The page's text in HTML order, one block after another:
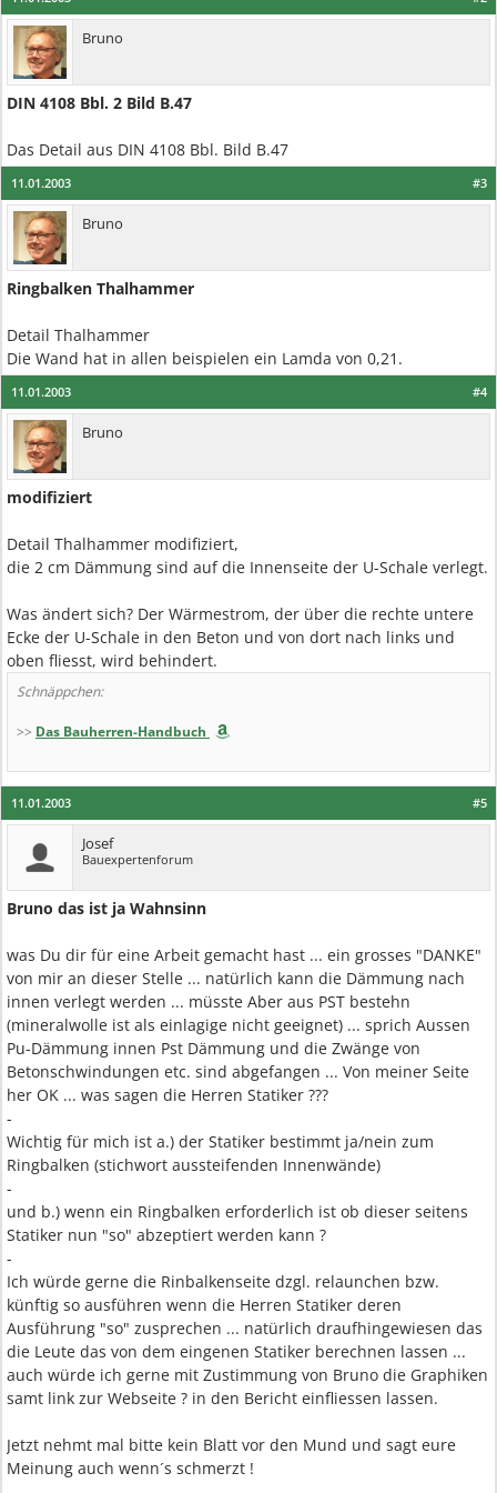
Bruno
DIN 4108 Bbl. 2 Bild B.47
Das Detail aus DIN 4108 Bbl. Bild B.47
#3
11.01.2003
Bruno
Ringbalken Thalhammer
Detail Thalhammer
Die Wand hat in allen beispielen ein Lamda von 0,21.
#4
11.01.2003
Bruno
modifiziert
Detail Thalhammer modifiziert,
die 2 cm Dämmung sind auf die Innenseite der U-Schale verlegt.
Was ändert sich? Der Wärmestrom, der über die rechte untere
Ecke der U-Schale in den Beton und von dort nach links und
oben fliesst, wird behindert.
Schnäppchen:
>> Das Bauherren-Handbuch
#5
11.01.2003
Josef
Bauexpertenforum
Bruno das ist ja Wahnsinn
was Du dir für eine Arbeit gemacht hast ... ein grosses "DANKE"
von mir an dieser Stelle ... natürlich kann die Dämmung nach
innen verlegt werden ... müsste Aber aus PST bestehn
(mineralwolle ist als einlagige nicht geeignet) ... sprich Aussen
Pu-Dämmung innen Pst Dämmung und die Zwänge von
Betonschwindungen etc. sind abgefangen ... Von meiner Seite
her OK ... was sagen die Herren Statiker ???
-
Wichtig für mich ist a.) der Statiker bestimmt ja/nein zum
Ringbalken (stichwort aussteifenden Innenwände)
-
und b.) wenn ein Ringbalken erforderlich ist ob dieser seitens
Statiker nun "so" abzeptiert werden kann ?
-
Ich würde gerne die Rinbalkenseite dzgl. relaunchen bzw.
künftig so ausführen wenn die Herren Statiker deren
Ausführung "so" zusprechen ... natürlich draufhingewiesen das
die Leute das von dem eingenen Statiker berechnen lassen ...
auch würde ich gerne mit Zustimmung von Bruno die Graphiken
samt link zur Webseite ? in den Bericht einfliessen lassen.
Jetzt nehmt mal bitte kein Blatt vor den Mund und sagt eure
Meinung auch wenn´s schmerzt !